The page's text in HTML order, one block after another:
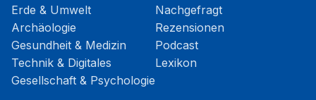
Erde & Umwelt
Archäologie
Gesundheit & Medizin
Technik & Digitales
Gesellschaft & Psychologie
Nachgefragt
Rezensionen
Podcast
Lexikon